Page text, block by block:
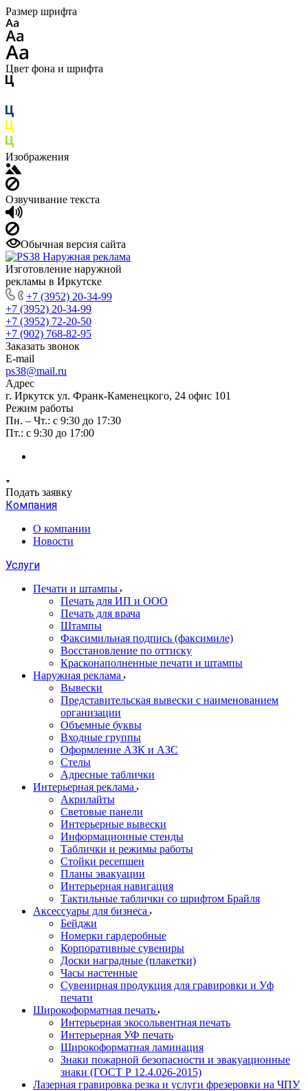
Размер шрифта
Цвет фона и шрифта
Изображения
Озвучивание текста
Обычная версия сайта
Изготовление наружной
рекламы в Иркутске
+7 (3952) 20-34-99
+7 (3952) 20-34-99
+7 (3952) 72-20-50
+7 (902) 768-82-95
Заказать звонок
E-mail
ps38@mail.ru
Адрес
г. Иркутск ул. Франк-Каменецкого, 24 офис 101
Режим работы
Пн. – Чт.: с 9:30 до 17:30
Пт.: с 9:30 до 17:00
Подать заявку
Компания
О компании
Новости
Услуги
Печати и штампы
Печать для ИП и ООО
Печать для врача
Штампы
Факсимильная подпись (факсимиле)
Восстановление по оттиску
Красконаполненные печати и штампы
Наружная реклама
Вывески
Представительская вывески с наименованием
организации
Объемные буквы
Входные группы
Оформление АЗК и АЗС
Стелы
Адресные таблички
Интерьерная реклама
Акрилайты
Световые панели
Интерьерные вывески
Информационные стенды
Таблички и режимы работы
Стойки ресепшен
Планы эвакуации
Интерьерная навигация
Тактильные таблички со шрифтом Брайля
Аксессуары для бизнеса
Бейджи
Номерки гардеробные
Корпоративные сувениры
Доски наградные (плакетки)
Часы настенные
Сувенирная продукция для гравировки и Уф
печати
Широкоформатная печать
Интерьерная экосольвентная печать
Интерьерная УФ печать
Широкоформатная ламинация
Знаки пожарной безопасности и эвакуационные
знаки (ГОСТ Р 12.4.026-2015)
Лазерная гравировка резка и услуги фрезеровки на ЧПУ